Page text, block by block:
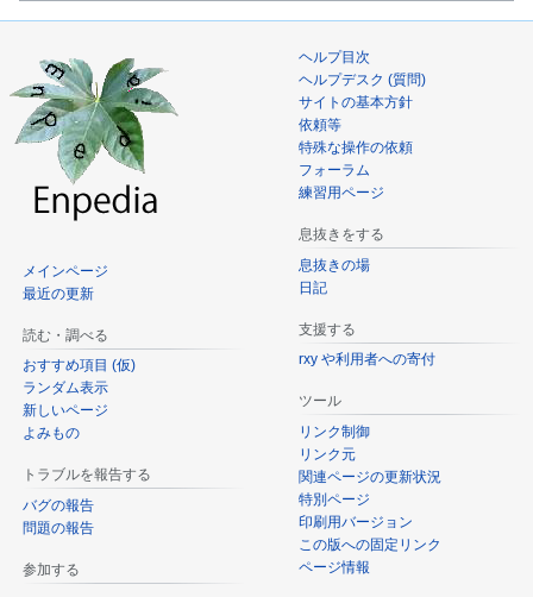
メインページ
最近の更新
読む・調べる
おすすめ項目 (仮)
ランダム表示
新しいページ
よみもの
トラブルを報告する
バグの報告
問題の報告
参加する
ヘルプ目次
ヘルプデスク (質問)
サイトの基本方針
依頼等
特殊な操作の依頼
フォーラム
練習用ページ
息抜きをする
息抜きの場
日記
支援する
rxy や利用者への寄付
ツール
リンク制御
リンク元
関連ページの更新状況
特別ページ
印刷用バージョン
この版への固定リンク
ページ情報